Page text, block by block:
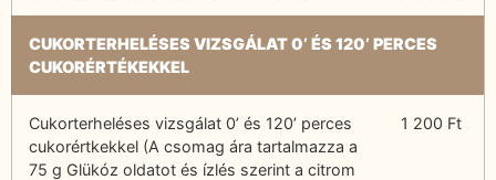
CUKORTERHELÉSES VIZSGÁLAT 0’ ÉS 120’ PERCES
CUKORÉRTÉKEKKEL
Cukorterheléses vizsgálat 0’ és 120’ perces
cukorértkekkel (A csomag ára tartalmazza a
75 g Glükóz oldatot és ízlés szerint a citrom
1 200 Ft